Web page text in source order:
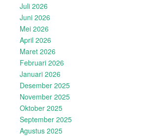
Juli 2026
Juni 2026
Mei 2026
April 2026
Maret 2026
Februari 2026
Januari 2026
Desember 2025
November 2025
Oktober 2025
September 2025
Agustus 2025